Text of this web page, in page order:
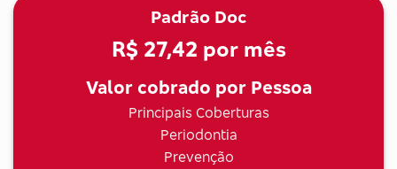
Padrão Doc
R$ 27,42 por mês
Valor cobrado por Pessoa
Principais Coberturas
Periodontia
Prevenção